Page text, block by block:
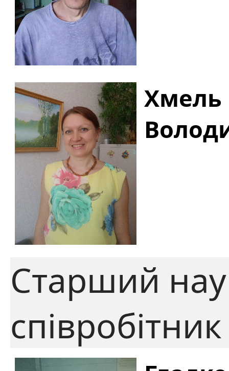
Хмель
Старший
співробітник